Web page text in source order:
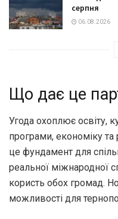
серпня
06.08.2026
Що дає це
Угода охоплює освіту,
програми, економіку
це фундамент для
реальної міжнародної
користь обох громад.
можливості для